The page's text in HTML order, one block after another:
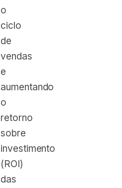
o
ciclo
de
vendas
e
aumentando
o
retorno
sobre
investimento
(ROI)
das